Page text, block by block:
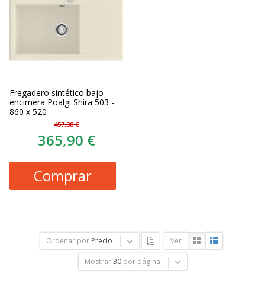
Fregadero sintético bajo
encimera Poalgi Shira 503 -
860 x 520
457,38 €
365,90 €
Comprar
Ordenar por Precio Ver
Mostrar 30 por página